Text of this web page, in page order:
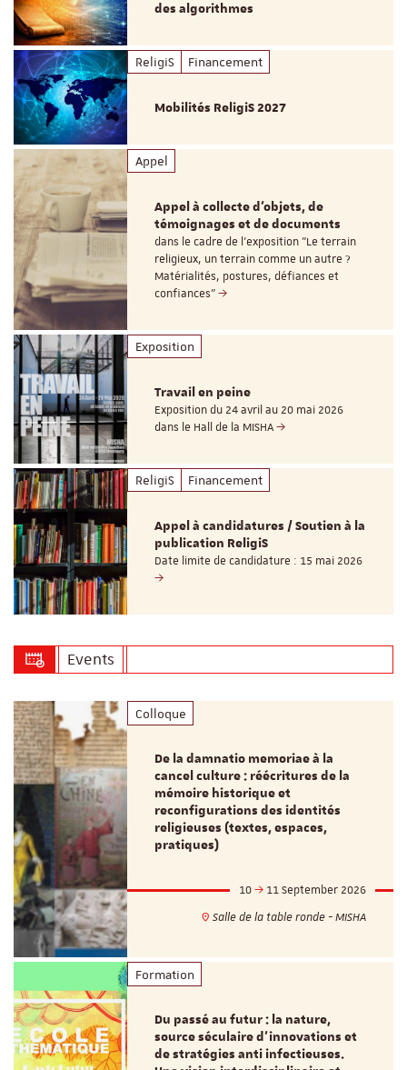
des algorithmes
ReligiS Financement
Mobilités ReligiS 2027
Appel
Appel à collecte d'objets, de
témoignages et de documents
dans le cadre de l'exposition "Le terrain
religieux, un terrain comme un autre ?
Matérialités, postures, défiances et
confiances"
Exposition
Travail en peine
Exposition du 24 avril au 20 mai 2026
dans le Hall de la MISHA
ReligiS Financement
Appel à candidatures / Soutien à la
publication ReligiS
Date limite de candidature : 15 mai 2026
Events
Colloque
De la damnatio memoriae à la
cancel culture : réécritures de la
mémoire historique et
reconfigurations des identités
religieuses (textes, espaces,
pratiques)
10
11 September 2026
Salle de la table ronde - MISHA
Formation
Du passé au futur : la nature,
source séculaire d’innovations et
de stratégies anti infectieuses.